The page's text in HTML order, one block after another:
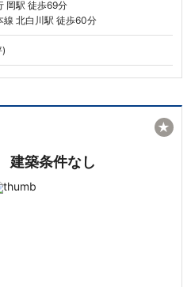
岡駅 徒歩69分
線 北白川駅 徒歩60分
建築条件なし
★